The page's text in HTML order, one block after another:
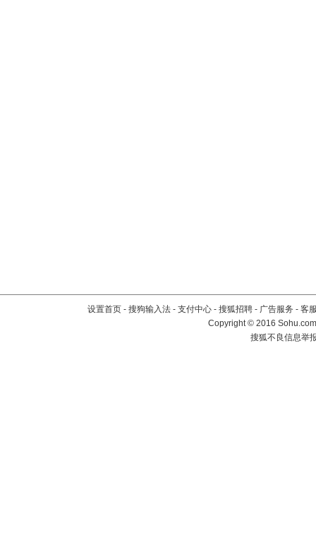
设置首页 - 搜狗输入法 - 支付中心 - 搜狐招聘 - 广告服务 - 客
Copyright©2016
搜狐不良信息举